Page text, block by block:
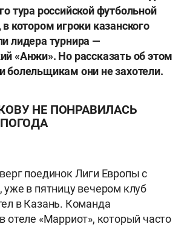
тура российской футбольной
котором игроки казанского
лидера турнира —
«Анжи». Но рассказать об этом
болельщикам они не захотели.
НЕ ПОНРАВИЛАСЬ
поединок Лиги Европы с
уже в пятницу вечером клуб
в Казань. Команда
отеле «Марриот», который часто